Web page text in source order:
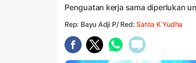
Penguatan kerja sama diperlukan
Rep: Bayu Adji P/ Red:Satria K Yudha